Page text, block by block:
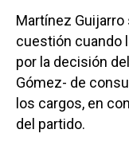
Martínez
cuestión cuando
por la decisión
Gómez- de
los cargos, en
del partido.